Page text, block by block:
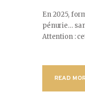
En 2025,
pénurie…
Attention :
READ